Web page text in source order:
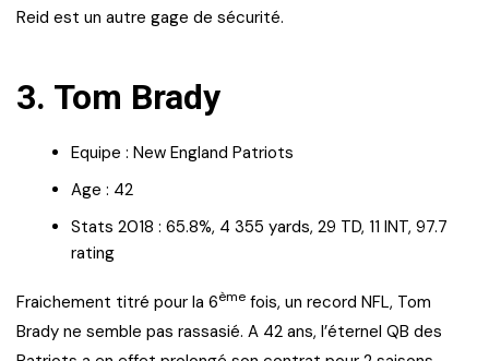
Reid est un autre gage de sécurité.
3. Tom Brady
Equipe : New England Patriots
Age : 42
Stats 2018 : 65.8%, 4 355 yards, 29 TD, 11 INT, 97.7
rating
Fraichement titré pour la 6ème fois, un record NFL, Tom
Brady ne semble pas rassasié. A 42 ans, l’éternel QB des